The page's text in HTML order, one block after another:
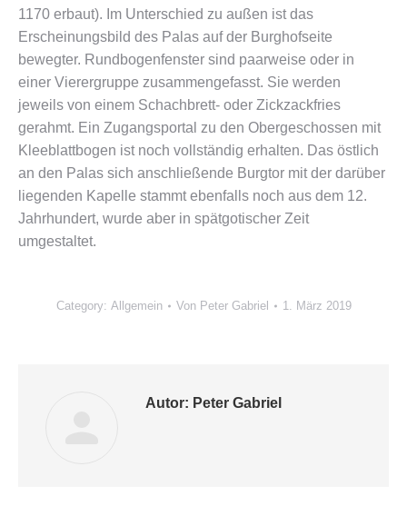
1170 erbaut). Im Unterschied zu außen ist das
Erscheinungsbild des Palas auf der Burghofseite
bewegter. Rundbogenfenster sind paarweise oder in
einer Vierergruppe zusammengefasst. Sie werden
jeweils von einem Schachbrett- oder Zickzackfries
gerahmt. Ein Zugangsportal zu den Obergeschossen mit
Kleeblattbogen ist noch vollständig erhalten. Das östlich
an den Palas sich anschließende Burgtor mit der darüber
liegenden Kapelle stammt ebenfalls noch aus dem 12.
Jahrhundert, wurde aber in spätgotischer Zeit
umgestaltet.
Category: Allgemein Von Peter Gabriel 1. März 2019
Autor: Peter Gabriel